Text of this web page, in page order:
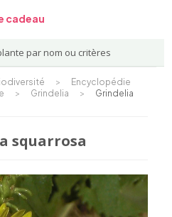
cadeau
par nom ou critères
>
Encyclopédie
> Grindelia >
Grindelia
squarrosa